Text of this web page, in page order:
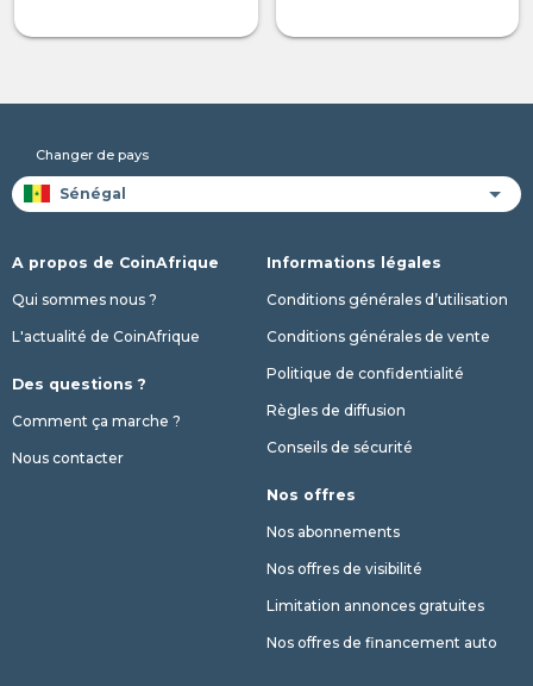
Changer de pays
A propos de CoinAfrique
Qui sommes nous ?
L'actualité de CoinAfrique
Des questions ?
Comment ça marche ?
Nous contacter
Informations légales
Conditions générales d’utilisation
Conditions générales de vente
Politique de confidentialité
Règles de diffusion
Conseils de sécurité
Nos offres
Nos abonnements
Nos offres de visibilité
Limitation annonces gratuites
Nos offres de financement auto